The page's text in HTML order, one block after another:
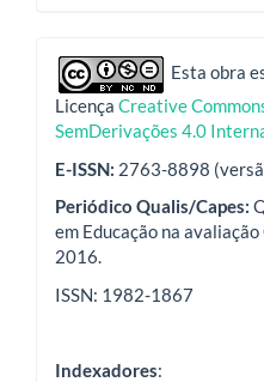
indexadores
Esta obra
Licença Creative
SemDerivações 4.0
E-ISSN: 2763-8898
Periódico Qualis/Capes:
em Educação na
2016.
ISSN: 1982-1867
Indexadores: